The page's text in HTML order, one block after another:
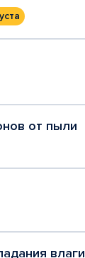
от пыли
влаги